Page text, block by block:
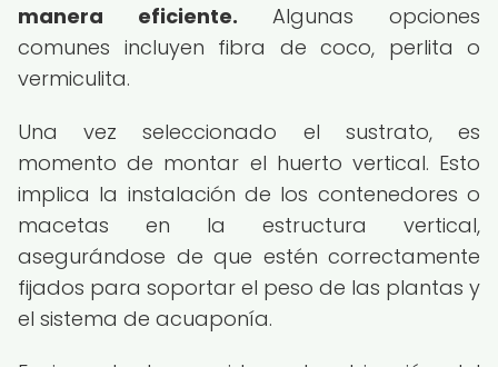
manera eficiente. Algunas opciones
comunes incluyen fibra de coco, perlita o
vermiculita.
Una vez seleccionado el sustrato, es
momento de montar el huerto vertical. Esto
implica la instalación de los contenedores o
macetas en la estructura vertical,
asegurándose de que estén correctamente
fijados para soportar el peso de las plantas y
el sistema de acuaponía.